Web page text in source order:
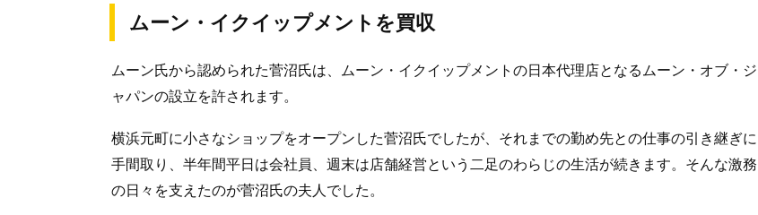
ムーン・イクイップメントを買収
ムーン氏から認められた菅沼氏は、ムーン・イクイップメントの日本代理店となるムーン・オブ・ジ
ャパンの設立を許されます。
横浜元町に小さなショップをオープンした菅沼氏でしたが、それまでの勤め先との仕事の引き継ぎに
手間取り、半年間平日は会社員、週末は店舗経営という二足のわらじの生活が続きます。そんな激務
の日々を支えたのが菅沼氏の夫人でした。